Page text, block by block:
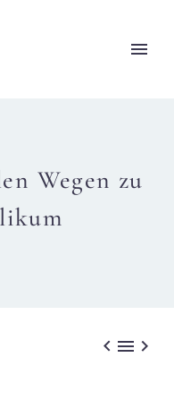
Wegen zu
  